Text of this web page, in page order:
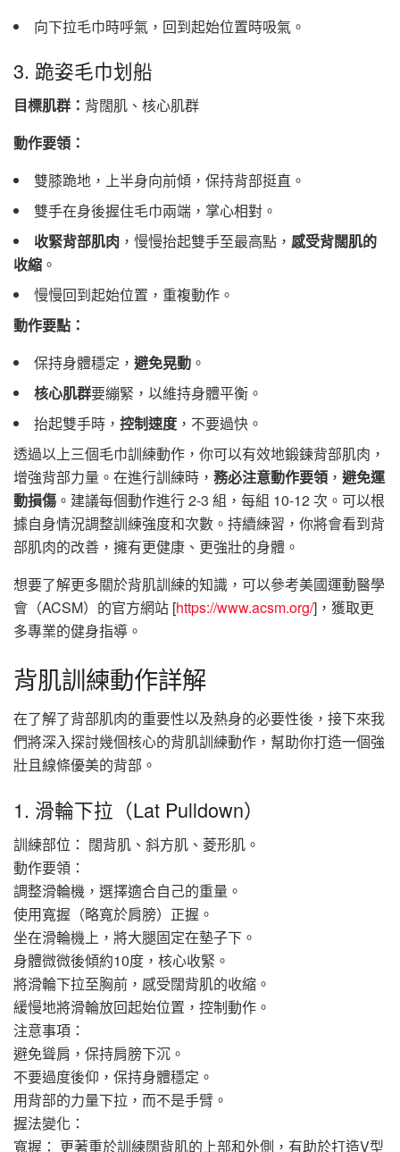
向下拉毛巾時呼氣，回到起始位置時吸氣。
3. 跪姿毛巾划船
目標肌群： 背闊肌、核心肌群
動作要領：
雙膝跪地，上半身向前傾，保持背部挺直。
雙手在身後握住毛巾兩端，掌心相對。
收緊背部肌肉 ，慢慢抬起雙手至最高點， 感受背闊肌的
收縮 。
慢慢回到起始位置，重複動作。
動作要點：
保持身體穩定， 避免晃動 。
核心肌群要繃緊，以維持身體平衡。
抬起雙手時， 控制速度 ，不要過快。
透過以上三個毛巾訓練動作，你可以有效地鍛鍊背部肌肉，
增強背部力量。在進行訓練時， 務必注意動作要領 ， 避免運
動損傷 。建議每個動作進行 2-3 組，每組 10-12 次。可以根
據自身情況調整訓練強度和次數。持續練習，你將會看到背
部肌肉的改善，擁有更健康、更強壯的身體。
想要了解更多關於背肌訓練的知識，可以參考美國運動醫學
會（ACSM）的官方網站 [https://www.acsm.org/]，獲取更
多專業的健身指導。
背肌訓練動作詳解
在了解了背部肌肉的重要性以及熱身的必要性後，接下來我
們將深入探討幾個核心的背肌訓練動作，幫助你打造一個強
壯且線條優美的背部。
1. 滑輪下拉（Lat Pulldown）
訓練部位： 闊背肌、斜方肌、菱形肌。
動作要領：
調整滑輪機，選擇適合自己的重量。
使用寬握（略寬於肩膀）正握。
坐在滑輪機上，將大腿固定在墊子下。
身體微微後傾約10度，核心收緊。
將滑輪下拉至胸前，感受闊背肌的收縮。
緩慢地將滑輪放回起始位置，控制動作。
注意事項：
避免聳肩，保持肩膀下沉。
不要過度後仰，保持身體穩定。
用背部的力量下拉，而不是手臂。
握法變化：
寬握： 更著重於訓練闊背肌的上部和外側，有助於打造V型